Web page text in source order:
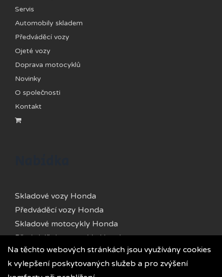
Servis
Automobily skladem
Předváděcí vozy
Ojeté vozy
Doprava motocyklů
Novinky
O společnosti
Kontakt
Skladové vozy Honda
Předváděcí vozy Honda
Skladové motocykly Honda
Předváděcí motocykly Honda
Skladové vozy Kia
Předváděcí vozy Kia
Na těchto webových stránkách jsou využívány cookies
k vylepšení poskytovaných služeb a pro zvýšení